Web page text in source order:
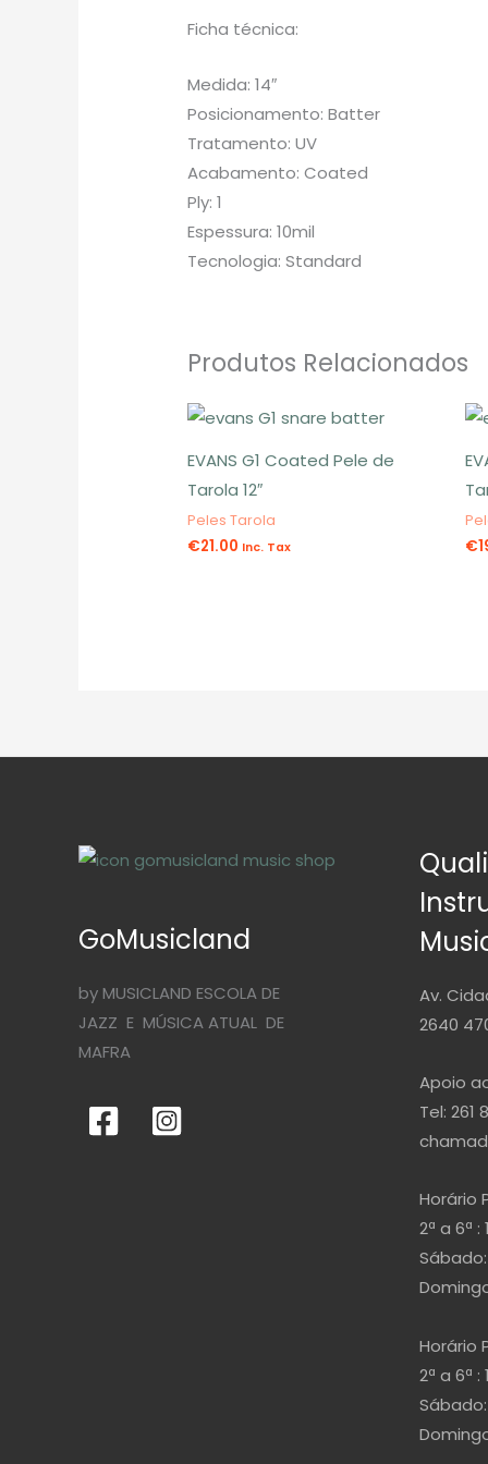
Ficha técnica:
Medida: 14″
Posicionamento: Batter
Tratamento: UV
Acabamento: Coated
Ply: 1
Espessura: 10mil
Tecnologia: Standard
Produtos Relacionados
EVANS G1 Coated Pele de
Tarola 12″
Peles Tarola
€21.00 Inc. Tax €
GoMusicland
by MUSICLAND ESCOLA DE
JAZZ E MÚSICA ATUAL DE
MAFRA
Av.
2640
Apoio
Tel: 261
Horário
2ª a 6ª :
Sábado:
Horário
2ª a 6ª :
Sábado: